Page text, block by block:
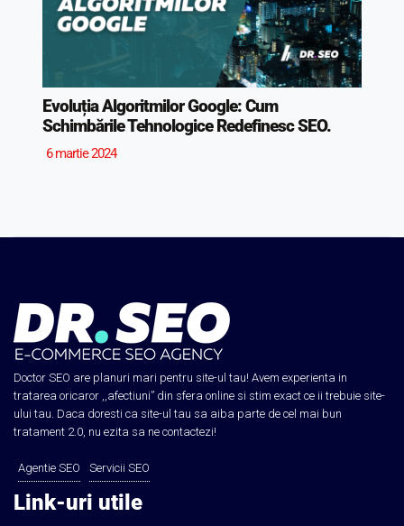
Evoluția Algoritmilor Google: Cum
Schimbările Tehnologice Redefinesc SEO.
6 martie 2024
Doctor SEO are planuri mari pentru site-ul tau! Avem experienta in
tratarea oricaror ,,afectiuni” din sfera online si stim exact ce ii trebuie site-
ului tau. Daca doresti ca site-ul tau sa aiba parte de cel mai bun
tratament 2.0, nu ezita sa ne contactezi!
Agentie SEO Servicii SEO
Link-uri utile